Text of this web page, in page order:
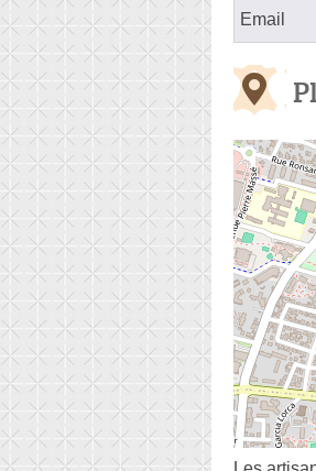
Email